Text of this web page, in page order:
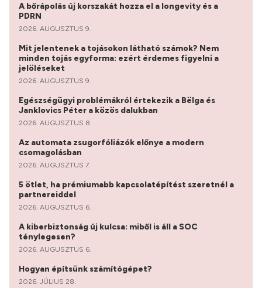
A bőrápolás új korszakát hozza el a longevity és a
PDRN
2026. AUGUSZTUS 9.
Mit jelentenek a tojásokon látható számok? Nem
minden tojás egyforma: ezért érdemes figyelni a
jelöléseket
2026. AUGUSZTUS 9.
Egészségügyi problémákról értekezik a Bëlga és
Janklovics Péter a közös dalukban
2026. AUGUSZTUS 8.
Az automata zsugorfóliázók előnye a modern
csomagolásban
2026. AUGUSZTUS 7.
5 ötlet, ha prémiumabb kapcsolatépítést szeretnél a
partnereiddel
2026. AUGUSZTUS 6.
A kiberbiztonság új kulcsa: miből is áll a SOC
ténylegesen?
2026. AUGUSZTUS 6.
Hogyan építsünk számítógépet?
2026. JÚLIUS 28.